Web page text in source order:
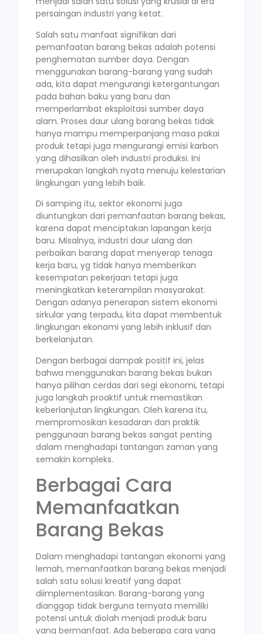
persaingan industri yang ketat.
Salah satu manfaat signifikan dari
pemanfaatan barang bekas adalah potensi
penghematan sumber daya. Dengan
menggunakan barang-barang yang sudah
ada, kita dapat mengurangi ketergantungan
pada bahan baku yang baru dan
memperlambat eksploitasi sumber daya
alam. Proses daur ulang barang bekas tidak
hanya mampu memperpanjang masa pakai
produk tetapi juga mengurangi emisi karbon
yang dihasilkan oleh industri produksi. Ini
merupakan langkah nyata menuju kelestarian
lingkungan yang lebih baik.
Di samping itu, sektor ekonomi juga
diuntungkan dari pemanfaatan barang bekas,
karena dapat menciptakan lapangan kerja
baru. Misalnya, industri daur ulang dan
perbaikan barang dapat menyerap tenaga
kerja baru, yg tidak hanya memberikan
kesempatan pekerjaan tetapi juga
meningkatkan keterampilan masyarakat.
Dengan adanya penerapan sistem ekonomi
sirkular yang terpadu, kita dapat membentuk
lingkungan ekonomi yang lebih inklusif dan
berkelanjutan.
Dengan berbagai dampak positif ini, jelas
bahwa menggunakan barang bekas bukan
hanya pilihan cerdas dari segi ekonomi, tetapi
juga langkah proaktif untuk memastikan
keberlanjutan lingkungan. Oleh karena itu,
mempromosikan kesadaran dan praktik
penggunaan barang bekas sangat penting
dalam menghadapi tantangan zaman yang
semakin kompleks.
Berbagai Cara
Memanfaatkan
Barang Bekas
Dalam menghadapi tantangan ekonomi yang
lemah, memanfaatkan barang bekas menjadi
salah satu solusi kreatif yang dapat
diimplementasikan. Barang-barang yang
dianggap tidak berguna ternyata memiliki
potensi untuk diolah menjadi produk baru
yang bermanfaat. Ada beberapa cara yang